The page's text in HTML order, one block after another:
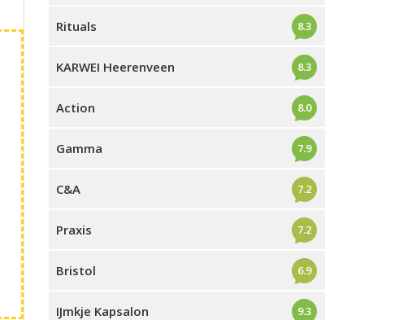
Rituals 8.3
KARWEI Heerenveen 8.3
Action 8.0
Gamma 7.9
C&A 7.2
Praxis 7.2
Bristol 6.9
IJmkje Kapsalon 9.3